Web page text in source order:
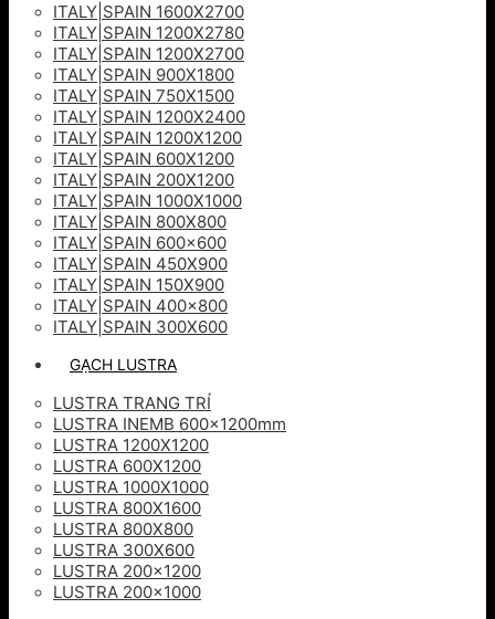
ITALY|SPAIN 1600X2700
ITALY|SPAIN 1200X2780
ITALY|SPAIN 1200X2700
ITALY|SPAIN 900X1800
ITALY|SPAIN 750X1500
ITALY|SPAIN 1200X2400
ITALY|SPAIN 1200X1200
ITALY|SPAIN 600X1200
ITALY|SPAIN 200X1200
ITALY|SPAIN 1000X1000
ITALY|SPAIN 800X800
ITALY|SPAIN 600×600
ITALY|SPAIN 450X900
ITALY|SPAIN 150X900
ITALY|SPAIN 400×800
ITALY|SPAIN 300X600
GẠCH LUSTRA
LUSTRA TRANG TRÍ
LUSTRA INEMB 600x1200mm
LUSTRA 1200X1200
LUSTRA 600X1200
LUSTRA 1000X1000
LUSTRA 800X1600
LUSTRA 800X800
LUSTRA 300X600
LUSTRA 200×1200
LUSTRA 200×1000